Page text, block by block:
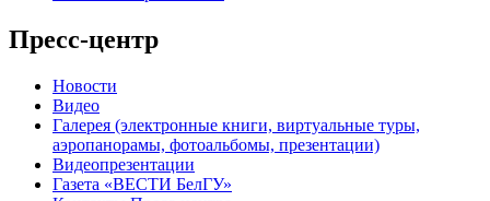
Пресс-центр
Новости
Видео
Галерея (электронные книги, виртуальные туры,
аэропанорамы, фотоальбомы, презентации)
Видеопрезентации
Газета «ВЕСТИ БелГУ»